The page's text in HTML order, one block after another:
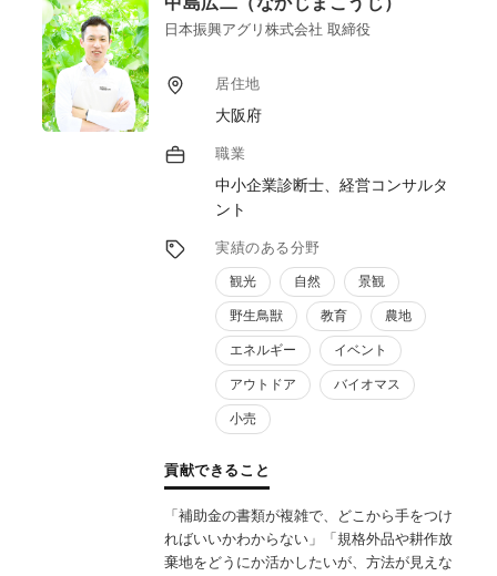
日本振興アグリ株式会社 取締役
居住地
大阪府
職業
中小企業診断士、経営コンサルタ
ント
実績のある分野
観光 自然 景観
野生鳥獣 教育 農地
エネルギー イベント
アウトドア バイオマス
小売
貢献できること
「補助金の書類が複雑で、どこから手をつけ
ればいいかわからない」「規格外品や耕作放
棄地をどうにか活かしたいが、方法が見えな